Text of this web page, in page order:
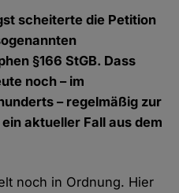
scheiterte die Petition
§166 StGB. Dass
noch – im
– regelmäßig zur
aktueller Fall aus dem
noch in Ordnung. Hier